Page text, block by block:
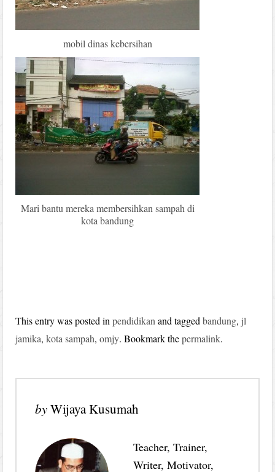
mobil dinas kebersihan
Mari bantu mereka membersihkan sampah di
kota bandung
This entry was posted inpendidikan and taggedbandung, jl
jamika,kota sampah,omjy. Bookmark thepermalink.
byWijaya Kusumah
Teacher, Trainer,
Writer, Motivator,